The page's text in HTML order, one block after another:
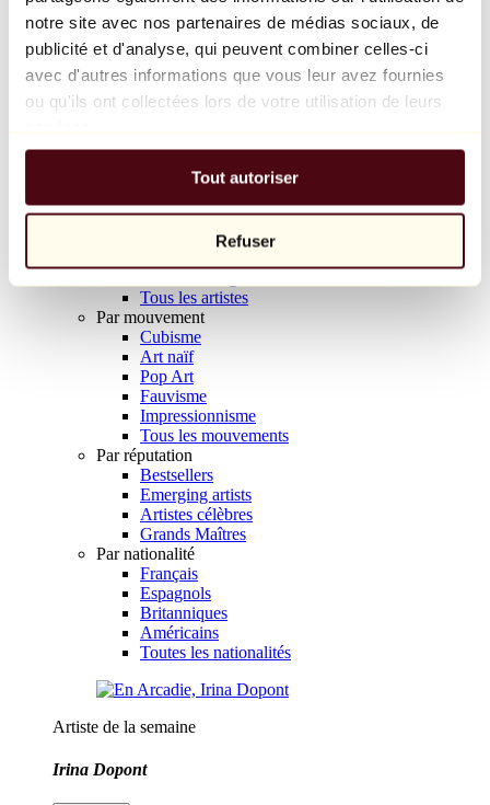
notre site avec nos partenaires de médias sociaux, de
publicité et d'analyse, qui peuvent combiner celles-ci
avec d'autres informations que vous leur avez fournies
ou qu'ils ont collectées lors de votre utilisation de leurs
Tout autoriser
Refuser
Balloon Dog (Orange)
Jeff Koons
10 000 €
Parcourir
Tous les sculpteurs
Tous les photographes
Tous les artistes
Par mouvement
Cubisme
Art naïf
Pop Art
Fauvisme
Impressionnisme
Tous les mouvements
Par réputation
Bestsellers
Emerging artists
Artistes célèbres
Grands Maîtres
Par nationalité
Français
Espagnols
Britanniques
Américains
Toutes les nationalités
Artiste de la semaine
Irina Dopont